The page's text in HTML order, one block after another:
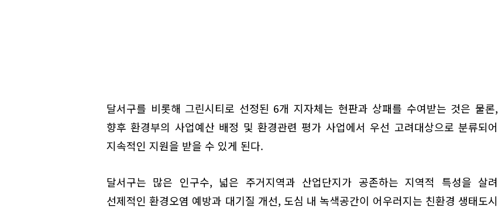
달서구를 비롯해 그린시티로 선정된 6개 지자체는 현판과 상패를 수여받는 것은 물론,
향후 환경부의 사업예산 배정 및 환경관련 평가 사업에서 우선 고려대상으로 분류되어
지속적인 지원을 받을 수 있게 된다.
달서구는 많은 인구수, 넓은 주거지역과 산업단지가 공존하는 지역적 특성을 살려
선제적인 환경오염 예방과 대기질 개선, 도심 내 녹색공간이 어우러지는 친환경 생태도시